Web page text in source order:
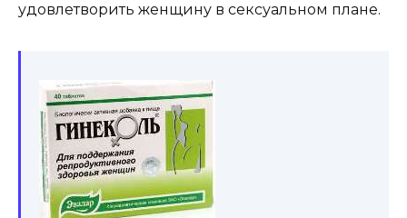
удовлетворить женщину в сексуальном плане.